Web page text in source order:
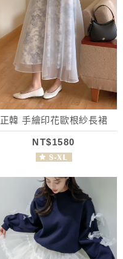
正韓 手繪印花歐根紗長裙
NT$1580